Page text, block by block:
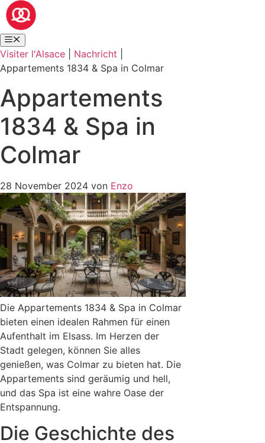
Visiter l'Alsace Nachricht
Appartements 1834 & Spa in Colmar
Appartements
1834 & Spa in
Colmar
28 November 2024 von Enzo
Die Appartements 1834 & Spa in Colmar
bieten einen idealen Rahmen für einen
Aufenthalt im Elsass. Im Herzen der
Stadt gelegen, können Sie alles
genießen, was Colmar zu bieten hat. Die
Appartements sind geräumig und hell,
und das Spa ist eine wahre Oase der
Entspannung.
Die Geschichte des